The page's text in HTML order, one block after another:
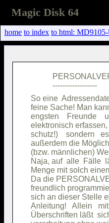
Magic Disk 64
home to index to html:
So eine
feine Sache! Man
engsten    Freunde
elektronisch
schutz!)    sondern
außerdem die
(bzw. männlichen)
Naja, auf  alle  Fälle
Menge mit solch
Da die
freundlich
sich an dieser Stelle
Anleitung!   Allein
Überschriften läßt